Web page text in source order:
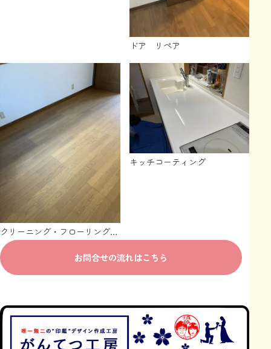
ドア リペア
クリーニング・フローリングコ
ーティング64
キッチコーティング
お問合せの流れはこちら